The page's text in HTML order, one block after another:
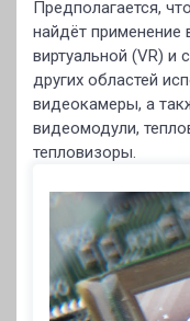
Предполагается,
найдёт применение
виртуальной (VR) и
других областей
видеокамеры, а
видеомодули,
тепловизоры.